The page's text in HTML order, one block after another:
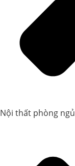
Nội thất phòng ngủ